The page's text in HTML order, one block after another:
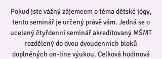
Pokud jste vážný zájemcem o téma dětské jógy,
tento seminář je určený právě vám. Jedná se o
ucelený čtyřdenní seminář akreditovaný MŠMT
rozdělený do dvou dvoudenních bloků
doplněných on-line výukou. Celková hodinová